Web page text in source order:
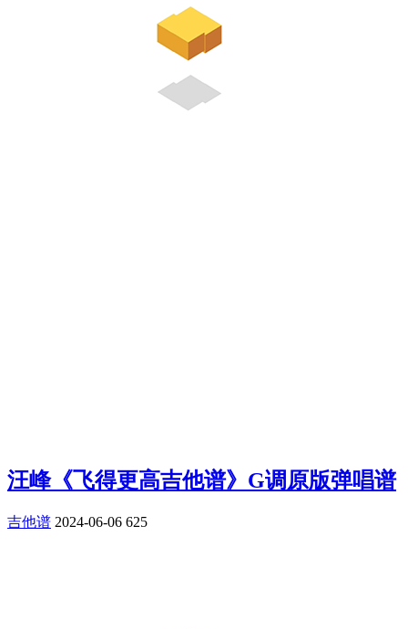
汪峰《飞得更高吉他谱》G调原版弹唱谱
吉他谱 2024-06-06 625